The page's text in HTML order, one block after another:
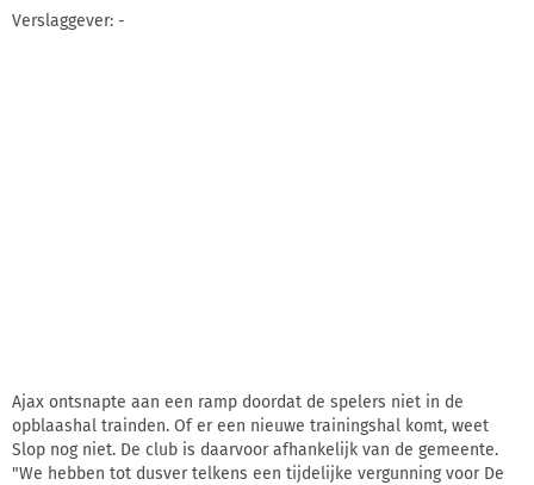
Verslaggever: -
Ajax ontsnapte aan een ramp doordat de spelers niet in de
opblaashal trainden. Of er een nieuwe trainingshal komt, weet
Slop nog niet. De club is daarvoor afhankelijk van de gemeente.
"We hebben tot dusver telkens een tijdelijke vergunning voor De